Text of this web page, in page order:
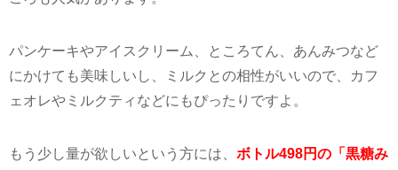
パンケーキやアイスクリーム、ところてん、あんみつなど
にかけても美味しいし、ミルクとの相性がいいので、カフ
ェオレやミルクティなどにもぴったりですよ。
もう少し量が欲しいという方には、 ボトル498円の「黒糖み